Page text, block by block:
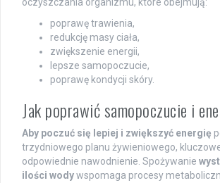
poprawę trawienia,
redukcję masy ciała,
zwiększenie energii,
lepsze samopoczucie,
poprawę kondycji skóry.
Jak poprawić samopoczucie i
Aby poczuć się lepiej i zwiększyć energię
trzydniowego planu żywieniowego,
odpowiednie nawodnienie. Spożywanie
ilości wodywspomaga procesy